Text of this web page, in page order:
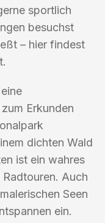
sportlich
besuchst
– hier findest
Erkunden
dichten Wald
ist ein wahres
Auch
Seen
ein.